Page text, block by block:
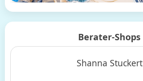
Berater-Shops
Shanna Stuckert